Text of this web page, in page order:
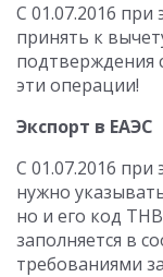
С 01.07.2016
принять к
подтверждения
эти операции!
Экспорт в ЕАЭС
С 01.07.2016 при
нужно
но и его код
заполняется в
требованиями